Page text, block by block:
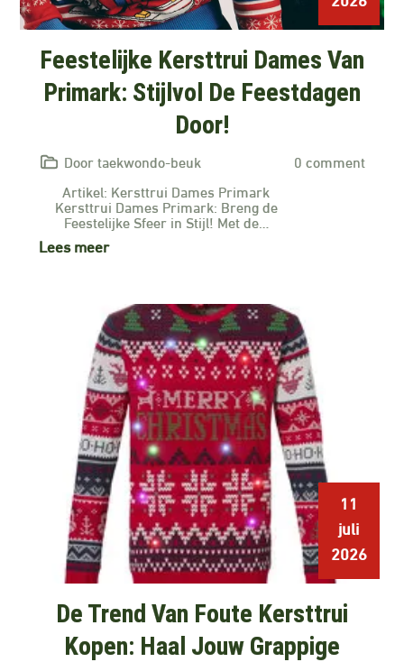
Feestelijke Kersttrui Dames Van
Primark: Stijlvol De Feestdagen
Door!
Door taekwondo-beuk
0 comment
Artikel: Kersttrui Dames Primark
Kersttrui Dames Primark: Breng de
Feestelijke Sfeer in Stijl! Met de…
Lees meer
11
juli
2026
De Trend Van Foute Kersttrui
Kopen: Haal Jouw Grappige